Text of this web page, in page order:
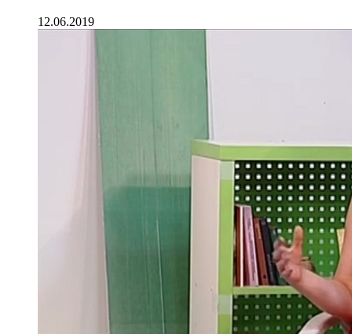
12.06.2019